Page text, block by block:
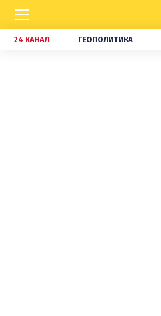
24 КАНАЛ ГЕОПОЛИТИКА